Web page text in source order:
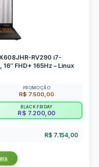
RV290 i7-
FHD+ 165Hz – Linux
PROMOÇÃO
R$ 7.500,00
BLACK FRIDAY
R$ 7.200,00
R$ 7.154,00